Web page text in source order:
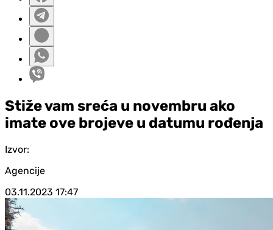
Stiže vam sreća u novembru ako
imate ove brojeve u datumu rođenja
Izvor:
Agencije
03.11.2023 17:47